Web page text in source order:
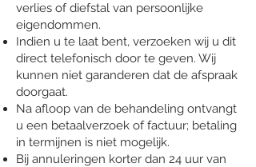
verlies of diefstal van persoonlijke
eigendommen.
Indien u te laat bent, verzoeken wij u dit
direct telefonisch door te geven. Wij
kunnen niet garanderen dat de afspraak
doorgaat.
Na afloop van de behandeling ontvangt
u een betaalverzoek of factuur; betaling
in termijnen is niet mogelijk.
Bij annuleringen korter dan 24 uur van